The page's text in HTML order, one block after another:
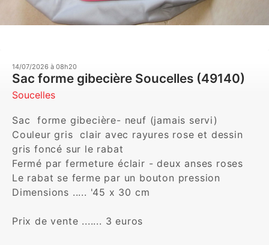
14/07/2026 à 08h20
Sac forme gibecière Soucelles (49140)
Soucelles
Sac  forme gibecière- neuf (jamais servi)
Couleur gris  clair avec rayures rose et dessin
gris foncé sur le rabat
Fermé par fermeture éclair - deux anses roses
Le rabat se ferme par un bouton pression
Dimensions ..... '45 x 30 cm
Prix de vente ....... 3 euros